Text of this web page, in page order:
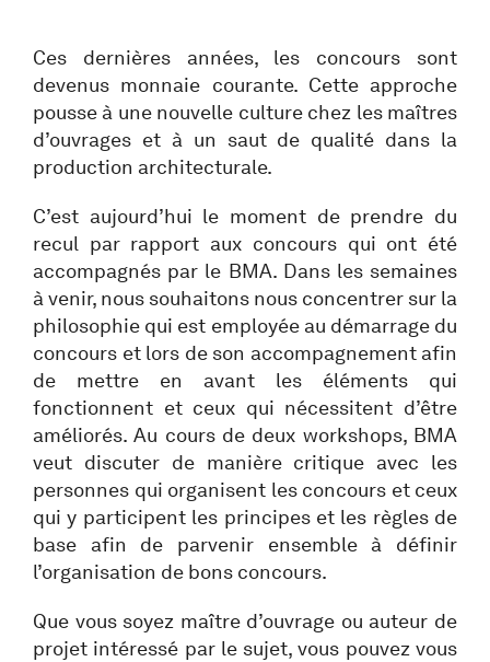
Ces dernières années, les concours sont
devenus monnaie courante. Cette approche
pousse à une nouvelle culture chez les maîtres
d’ouvrages et à un saut de qualité dans la
production architecturale.
C’est aujourd’hui le moment de prendre du
recul par rapport aux concours qui ont été
accompagnés par le BMA. Dans les semaines
à venir, nous souhaitons nous concentrer sur la
philosophie qui est employée au démarrage du
concours et lors de son accompagnement afin
de mettre en avant les éléments qui
fonctionnent et ceux qui nécessitent d’être
améliorés. Au cours de deux workshops, BMA
veut discuter de manière critique avec les
personnes qui organisent les concours et ceux
qui y participent les principes et les règles de
base afin de parvenir ensemble à définir
l’organisation de bons concours.
Que vous soyez maître d’ouvrage ou auteur de
projet intéressé par le sujet, vous pouvez vous